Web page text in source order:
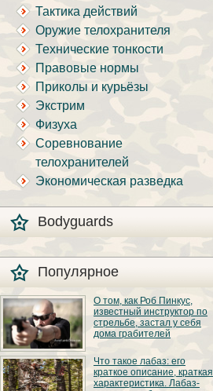
Тактика действий
Оружие телохранителя
Технические тонкости
Правовые нормы
Приколы и курьёзы
Экстрим
Физуха
Соревнование
телохранителей
Экономическая разведка
Bodyguards
Популярное
О том, как Роб Пинкус,
известный инструктор по
стрельбе, застал у себя
дома грабителей
Вот вы всё говорите:
«В США круто, там
можно любого
постороннего в своём
Что такое лабаз: его
краткое описание, краткая
характеристика. Лабаз-